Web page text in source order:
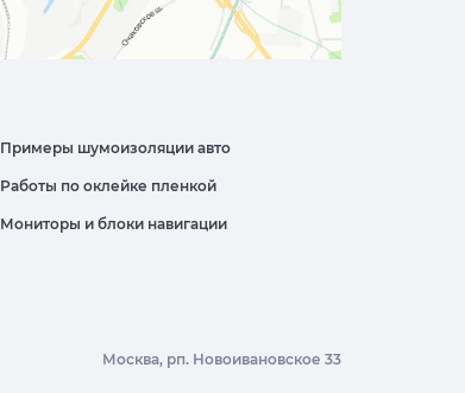
Примеры шумоизоляции авто
Работы по оклейке пленкой
Мониторы и блоки навигации
Москва, рп. Новоивановское 33